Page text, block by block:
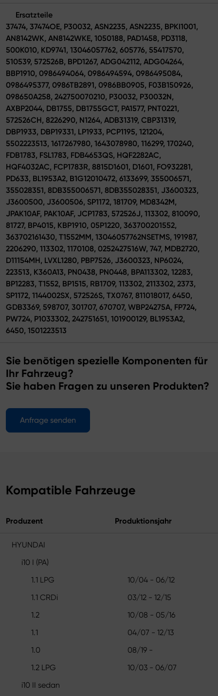
Ersatzteile
37474, 37474OE, P30032, ASN2235, ASN2235, BPKI1001,
AN8142WK, AN8142WKE, 1050188, PAD1458, PD3118,
500K010, KD9741, 13046057762, 605776, 55417570,
510539, 572526B, BPD1267, ADG042112, ADG04264,
BBP1910, 0986494064, 0986494594, 0986495084,
0986495377, 0986TB2891, 0986BB0905, F03B150926,
098650A258, 242750070210, P30032, P30032N,
AXBP2044, DB1755, DB1755GCT, PA1577, PNT0221,
572526CH, 8226290, N1264, ADB31319, CBP31319,
DBP1933, DBP19331, LP1933, PCP1195, 121204,
5502223513, 1617267980, 1643078980, 116299, 170240,
FDB1783, FSL1783, FDB4653QS, HQF2282AC,
HQF4032AC, FCP1783R, 8815D1601, D1601, FO932281,
PD633, BL1953A2, B1G12010472, 6133699, 355006571,
355028351, 8DB355006571, 8DB355028351, J3600323,
J3600500, J3600506, SP1172, 181709, MD8342M,
JPAK10AF, PAK10AF, JCP1783, 572526J, 113302, 810090,
81727, BP4015, KBP1910, 05P1220, 363700201552,
363702161430, T1552MM, 13046057762NSETMS, 191987,
2206290, 113302, 1170108, 0252427516W, 747, MDB2720,
D11154MH, LVXL1280, PBP7526, J3600323, NP6024,
223513, K360A13, PN0438, PN0448, BPA113302, 12283,
BP12283, T1552, BP1515, RB1709, 113302, 2113302, 2373,
SP1172, 1144002SX, 572526S, TX0767, 811018017, 6450,
GDB3369, 598707, 301707, 670707, WBP24275A, FP724,
PW724, P1033302, 242751651, 101900129, BL1953A2,
6450, 1501223513
Sie benötigen spezielle Komponenten für
Ihr Fahrzeug?
Sie haben Fragen zu unseren Produkten?
Anfrage senden
Kompatible Fahrzeuge
Produzent Produktionsjahr
HYUNDAI
i10 I (PA)
1.1 LPG
10/04 - 06/12
1.1 CRDi
03/12 - 12/15
1.2
10/08 - 05/16
1.1
04/07 - 12/13
1.0
08/19 -
1.2 LPG
10/03 - 06/07
i10 II sedan